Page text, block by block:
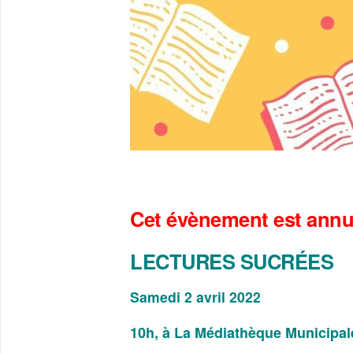
Cet évènement est
LECTURES SUCRÉES
Samedi 2 avril 2022
10h, à La Médiathèque